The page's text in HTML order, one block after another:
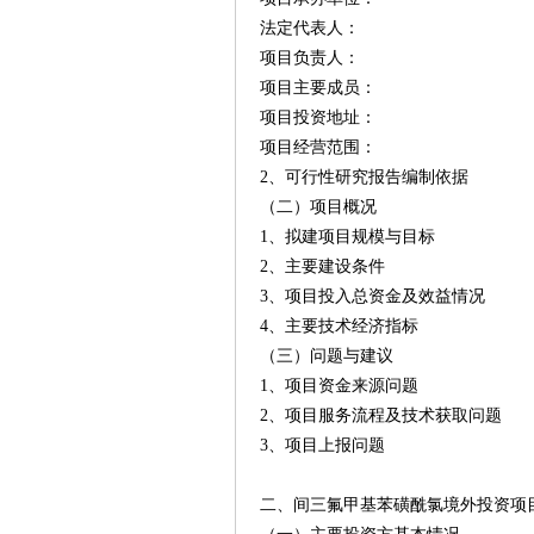
法定代表人：
项目负责人：
项目主要成员：
项目投资地址：
项目经营范围：
2、可行性研究报告编制依据
（二）项目概况
1、拟建项目规模与目标
2、主要建设条件
3、项目投入总资金及效益情况
4、主要技术经济指标
（三）问题与建议
1、项目资金来源问题
2、项目服务流程及技术获取问题
3、项目上报问题
二、间三氟甲基苯磺酰氯境外投资项